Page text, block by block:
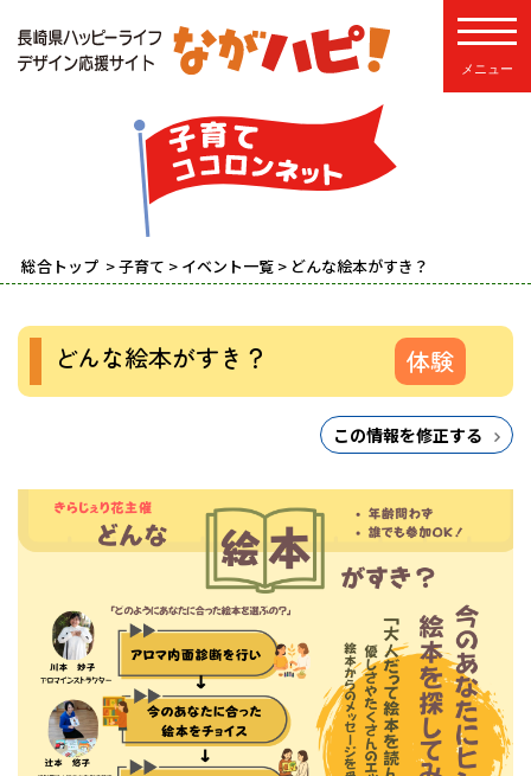
総合トップ >子育て > イベント一覧 > どんな絵本がすき？
どんな絵本がすき？ 体験
この情報を修正する